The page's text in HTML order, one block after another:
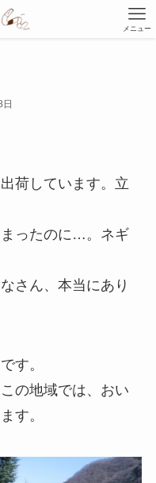
メニュー
荷しています。立
ったのに…。ネギ
さん、本当にあり
す。
の地域では、おい
す。